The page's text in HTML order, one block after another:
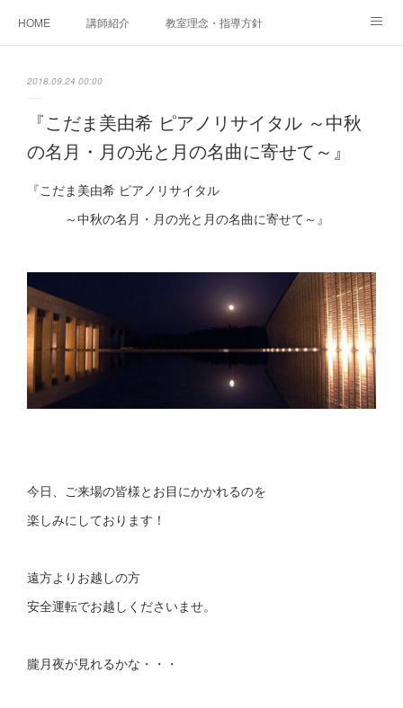
HOME 講師紹介 教室理念・指導方針
ご相談・体験レッスンお申し込み
アクセス 演奏スケジュール
2018.09.24 00:00
『こだま美由希 ピアノリサイタル ～中秋
の名月・月の光と月の名曲に寄せて～』
『こだま美由希 ピアノリサイタル
～中秋の名月・月の光と月の名曲に寄せて～』
今日、ご来場の皆様とお目にかかれるのを
楽しみにしております！
遠方よりお越しの方
安全運転でお越しくださいませ。
朧月夜が見れるかな・・・